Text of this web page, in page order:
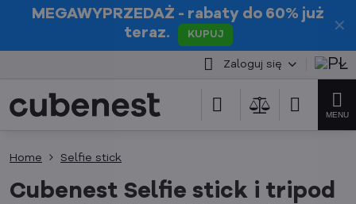
✕
MEGAWYPRZEDAŻ - rabaty do 60% już
teraz.
KUPUJ
Zaloguj się
Home Selfie stick
Cubenest Selfie stick i tripod